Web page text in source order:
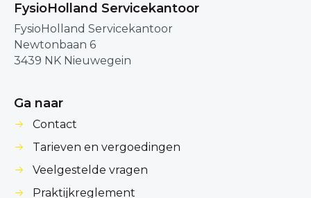
FysioHolland Servicekantoor
FysioHolland Servicekantoor
Newtonbaan 6
3439 NK Nieuwegein
Ga naar
Contact
Tarieven en vergoedingen
Veelgestelde vragen
Praktijkreglement